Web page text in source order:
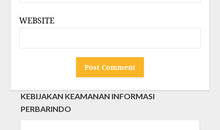
WEBSITE
KEBIJAKAN KEAMANAN INFORMASI
PERBARINDO